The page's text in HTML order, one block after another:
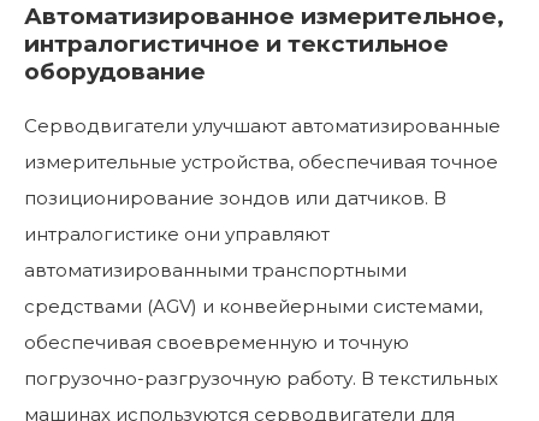
Автоматизированное измерительное,
интралогистичное и текстильное
оборудование
Серводвигатели улучшают автоматизированные
измерительные устройства, обеспечивая точное
позиционирование зондов или датчиков. В
интралогистике они управляют
автоматизированными транспортными
средствами (AGV) и конвейерными системами,
обеспечивая своевременную и точную
погрузочно-разгрузочную работу. В текстильных
машинах используются серводвигатели для